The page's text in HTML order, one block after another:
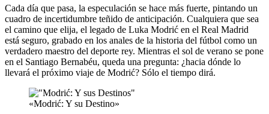
Cada día que pasa, la especulación se hace más fuerte, pintando un
cuadro de incertidumbre teñido de anticipación. Cualquiera que sea
el camino que elija, el legado de Luka Modrić en el Real Madrid
está seguro, grabado en los anales de la historia del fútbol como un
verdadero maestro del deporte rey. Mientras el sol de verano se pone
en el Santiago Bernabéu, queda una pregunta: ¿hacia dónde lo
llevará el próximo viaje de Modrić? Sólo el tiempo dirá.
«Modrić: Y su Destino»